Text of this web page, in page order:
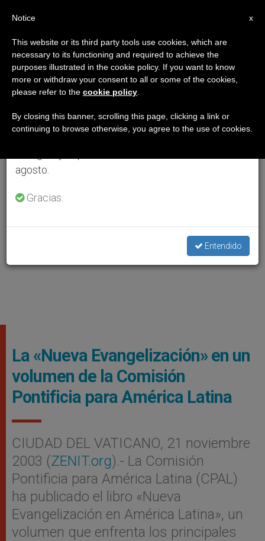
La «Nueva Evangelización» en un
volumen de la Comisión
Pontificia para América Latina
CIUDAD DEL VATICANO, 21 noviembre
2003 (ZENIT.org).- La Comisión
Pontificia para América Latina (CPAL)
ha publicado el libro «Nueva
Evangelización en América Latina», un
volumen que enfrenta los principales
×
Aviso importante
Del 27 de julio al 7 de agosto haremos la pausa
anual, aprovechando que en el periodo de verano
se generan menos informaciones y también el
agosto.
Gracias.
Entendido
x
Notice
This website or its third party tools use cookies, which are
necessary to its functioning and required to achieve the
purposes illustrated in the cookie policy. If you want to know
more or withdraw your consent to all or some of the cookies,
please refer to the cookie policy
By closing this banner, scrolling this page, clicking a link or
continuing to browse otherwise, you agree to the use of cookies.